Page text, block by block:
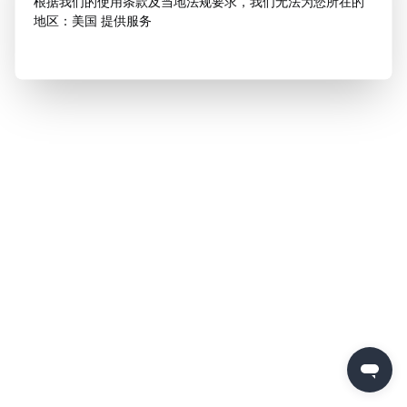
地区：美国 提供服务